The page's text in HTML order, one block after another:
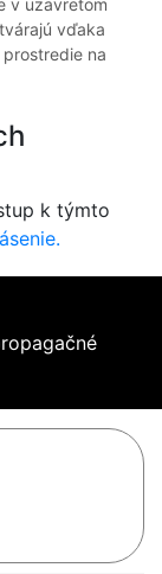
v uzavretom
vďaka
na
k týmto